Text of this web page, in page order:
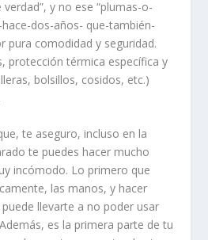
y no ese “plumas-o-
dos-años- que-también-
pura comodidad y seguridad.
protección térmica específica y
bolsillos, cosidos, etc.)
te aseguro, incluso en la
te puedes hacer mucho
incómodo. Lo primero que
las manos, y hacer
llevarte a no poder usar
es la primera parte de tu